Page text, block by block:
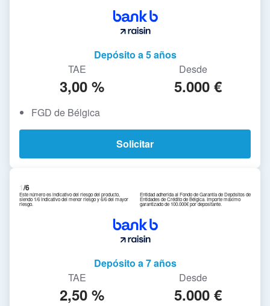
Depósito a 5 años
TAE
3,00 %
Desde
5.000 €
FGD de Bélgica
Solicitar
1/6
Este número es indicativo del riesgo del producto,
siendo 1/6 indicativo del menor riesgo y 6/6 del mayor
riesgo.
Entidad adherida al Fondo de Garantía de Depósitos de
Entidades de Crédito de Bélgica. Importe máximo
garantizado de 100.000€ por depositante.
Depósito a 7 años
TAE
2,50 %
Desde
5.000 €